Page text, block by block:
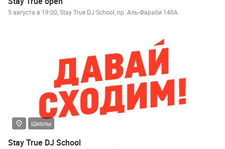
5 августа в 19:00, Stay True DJ School, пр. Аль-Фараби 140А
Школы
Stay True DJ School